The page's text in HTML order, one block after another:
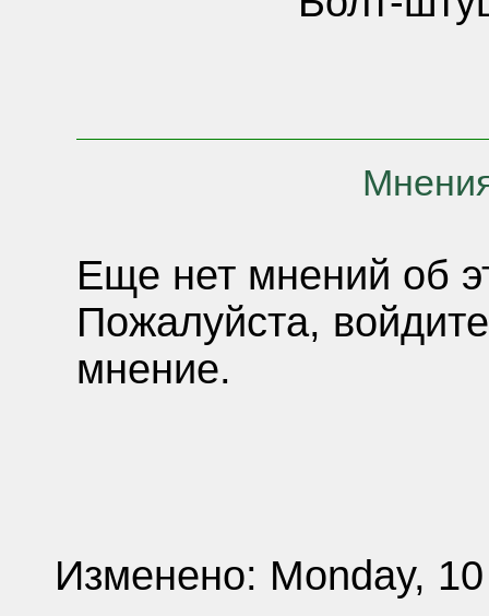
Еще нет мнений об
Пожалуйста,
мнение.
Изменено: Monday,